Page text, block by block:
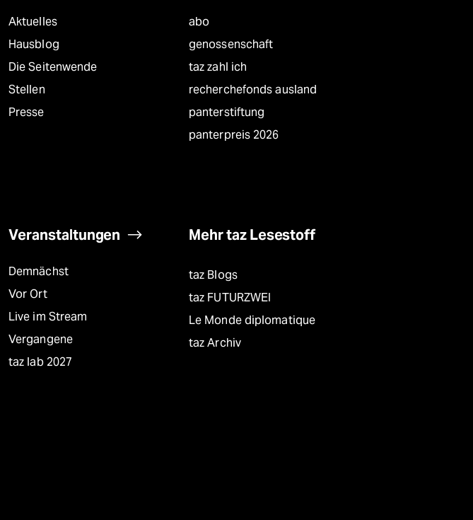
Aktuelles
Hausblog
Die Seitenwende
Stellen
Presse
abo
genossenschaft
taz zahl ich
recherchefonds ausland
panterstiftung
panterpreis 2026
Veranstaltungen
Demnächst
Vor Ort
Live im Stream
Vergangene
taz lab 2027
Mehr taz Lesestoff
taz Blogs
taz FUTURZWEI
Le Monde diplomatique
taz Archiv